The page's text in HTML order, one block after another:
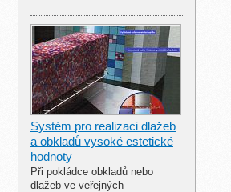
Systém pro realizaci dlažeb
a obkladů vysoké estetické
hodnoty
Při pokládce obkladů nebo
dlažeb ve veřejných